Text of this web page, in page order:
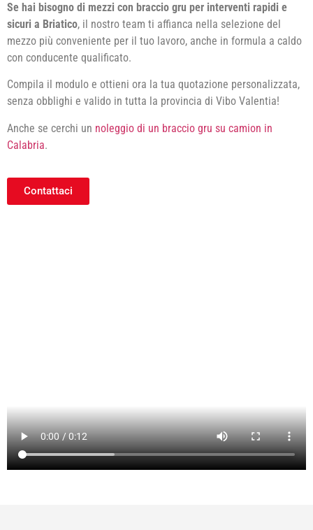
Se hai bisogno di mezzi con braccio gru per interventi rapidi e
sicuri a Briatico, il nostro team ti affianca nella selezione del
mezzo più conveniente per il tuo lavoro, anche in formula a caldo
con conducente qualificato.
Compila il modulo e ottieni ora la tua quotazione personalizzata,
senza obblighi e valido in tutta la provincia di Vibo Valentia!
Anche se cerchi un noleggio di un braccio gru su camion in
Calabria.
Contattaci